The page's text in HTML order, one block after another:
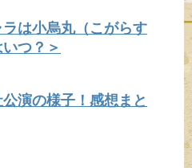
ラは小烏丸（こがらす
つ？＞
公演の様子！感想まと